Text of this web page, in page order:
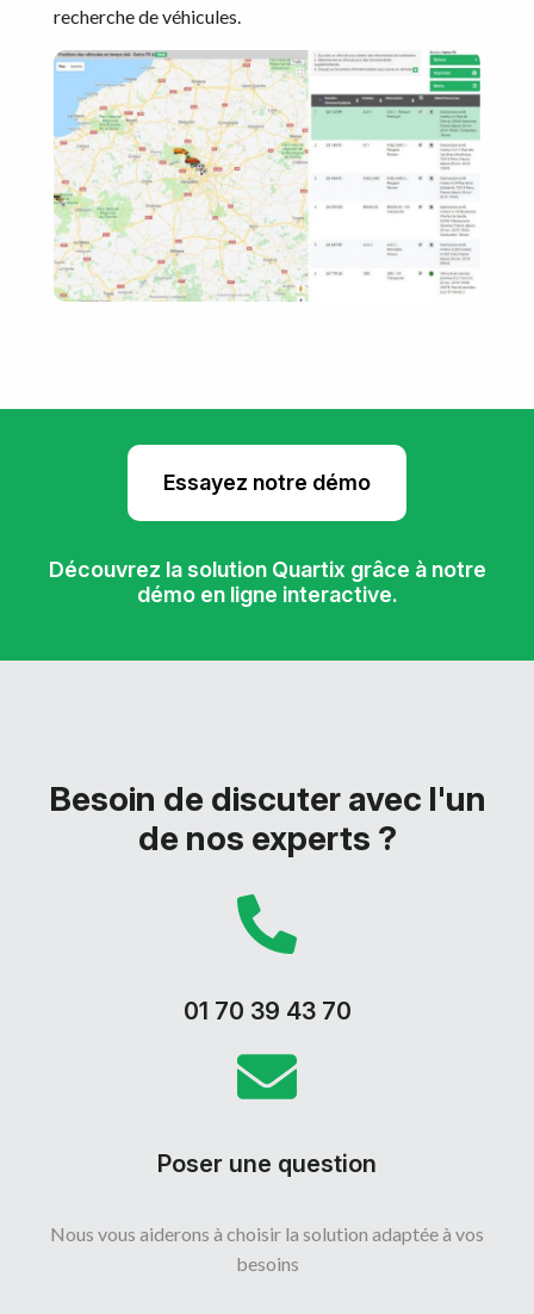
recherche de véhicules.
Essayez notre démo
Découvrez la solution Quartix grâce à notre
démo en ligne interactive.
Besoin de discuter avec l'un
de nos experts ?
01 70 39 43 70
Poser une question
Nous vous aiderons à choisir la solution adaptée à vos
besoins